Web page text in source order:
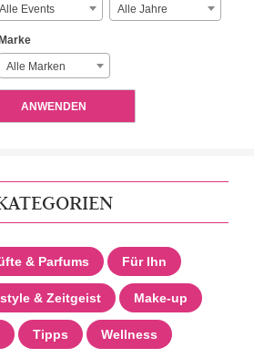
Alle Events Alle Jahre
Marke
Alle Marken
ANWENDEN
& Parfums Für Ihn
& Zeitgeist Make-up
Tipps Wellness